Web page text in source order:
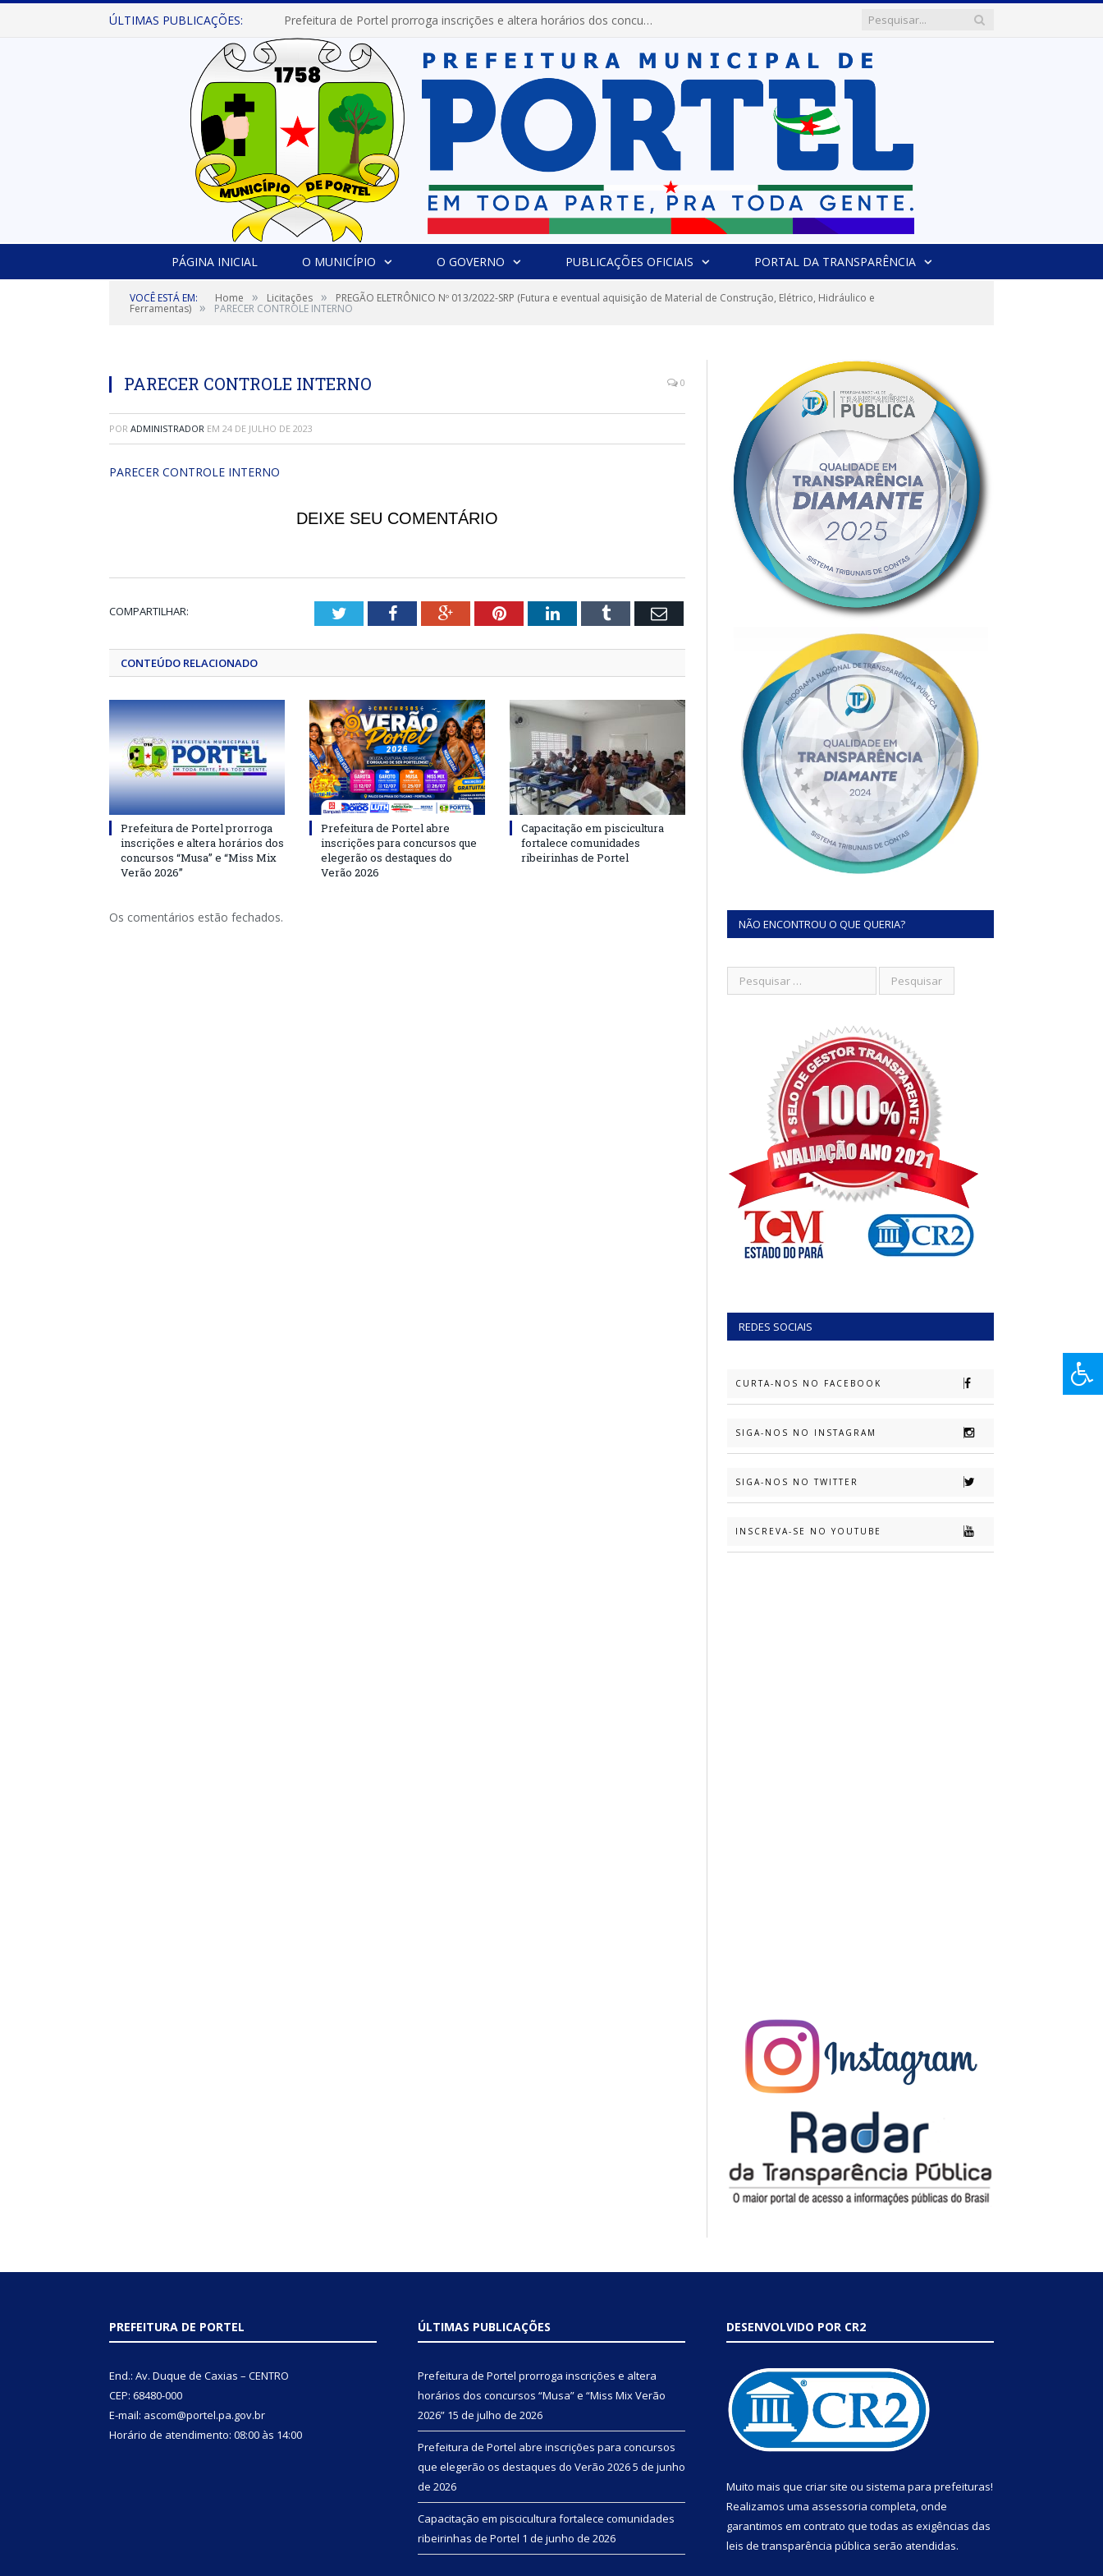
ÚLTIMAS PUBLICAÇÕES: Prefeitura de Portel prorroga inscrições e altera horários dos concursos “Musa” e “Miss Mix Verão 2026”
PÁGINA INICIAL O MUNICÍPIO O GOVERNO PUBLICAÇÕES OFICIAIS PORTAL DA TRANSPARÊNCIA
VOCÊ ESTÁ EM: Home » Licitações » PREGÃO ELETRÔNICO Nº 013/2022-SRP (Futura e eventual aquisição de Material de Construção, Elétrico, Hidráulico e
Ferramentas) » PARECER CONTROLE INTERNO
PARECER CONTROLE INTERNO 0
POR ADMINISTRADOR EM 24 DE JULHO DE 2023
PARECER CONTROLE INTERNO
DEIXE SEU COMENTÁRIO
COMPARTILHAR: TwitterFacebookGoogle+PinterestLinkedInTumblr Email
CONTEÚDO RELACIONADO
Prefeitura de Portel prorroga
inscrições e altera horários dos
concursos “Musa” e “Miss Mix
Verão 2026”
Prefeitura de Portel abre
inscrições para concursos que
elegerão os destaques do
Verão 2026
Capacitação em piscicultura
fortalece comunidades
ribeirinhas de Portel
Os comentários estão fechados. NÃO ENCONTROU O QUE QUERIA?
REDES SOCIAIS
CURTA-NOS NO FACEBOOK
SIGA-NOS NO INSTAGRAM
SIGA-NOS NO TWITTER
INSCREVA-SE NO YOUTUBE
PREFEITURA DE PORTEL
End.: Av. Duque de Caxias – CENTRO
CEP: 68480-000
E-mail: ascom@portel.pa.gov.br
Horário de atendimento: 08:00 às 14:00
ÚLTIMAS PUBLICAÇÕES
Prefeitura de Portel prorroga inscrições e altera
horários dos concursos “Musa” e “Miss Mix Verão
2026” 15 de julho de 2026
Prefeitura de Portel abre inscrições para concursos
que elegerão os destaques do Verão 20265 de junho
de 2026
Capacitação em piscicultura fortalece comunidades
ribeirinhas de Portel 1 de junho de 2026
DESENVOLVIDO POR CR2
Muito mais que criar site ou sistema para prefeituras!
Realizamos uma assessoria completa, onde
garantimos em contrato que todas as exigências das
leis de transparência pública serão atendidas.